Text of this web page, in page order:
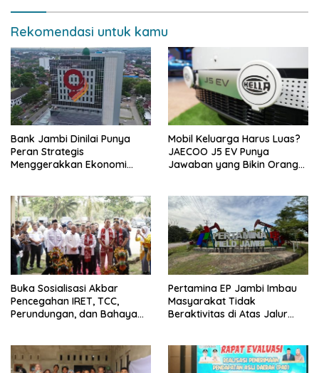
Rekomendasi untuk kamu
Bank Jambi Dinilai Punya
Peran Strategis
Menggerakkan Ekonomi
Mobil Keluarga Harus Luas?
JAECOO J5 EV Punya
Jawaban yang Bikin Orang
Buka Sosialisasi Akbar
Pencegahan IRET, TCC,
Perundungan, dan Bahaya
bisa jaga diri, 60% masa
depan sudah ada di tangan”
Pertamina EP Jambi Imbau
Masyarakat Tidak
Beraktivitas di Atas Jalur